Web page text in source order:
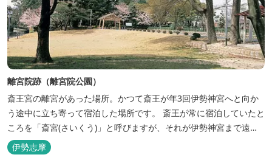
離宮院跡（離宮院公園）
斎王宮の離宮があった場所。かつて斎王が年3回伊勢神宮へと向か
う途中に立ち寄って宿泊した場所です。 斎王が常に宿泊していたと
ころを「斎宮(さいくう)」と呼びますが、それが伊勢神宮まで遠い
という理由から離宮院そのものが斎宮となっていた時期もありまし
た。その後、斎宮の廃絶とともに離宮院も運命を共にすることとな
伊勢志摩